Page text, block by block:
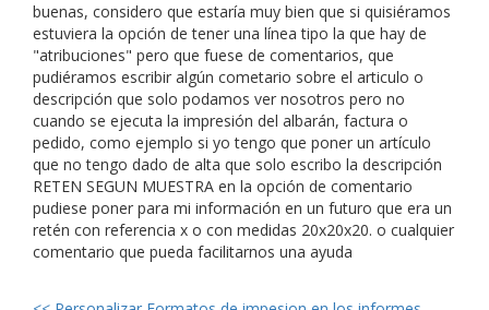
buenas, considero que estaría muy bien que si quisiéramos
estuviera la opción de tener una línea tipo la que hay de
"atribuciones" pero que fuese de comentarios, que
pudiéramos escribir algún cometario sobre el articulo o
descripción que solo podamos ver nosotros pero no
cuando se ejecuta la impresión del albarán, factura o
pedido, como ejemplo si yo tengo que poner un artículo
que no tengo dado de alta que solo escribo la descripción
RETEN SEGUN MUESTRA en la opción de comentario
pudiese poner para mi información en un futuro que era un
retén con referencia x o con medidas 20x20x20. o cualquier
comentario que pueda facilitarnos una ayuda